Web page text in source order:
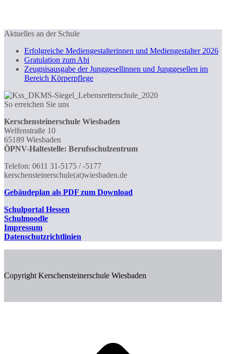
Aktuelles an der Schule
Erfolgreiche Mediengestalterinnen und Mediengestalter 2026
Gratulation zum Abi
Zeugnisausgabe der Junggesellinnen und Junggesellen im
Bereich Körperpflege
So erreichen Sie uns
Kerschensteinerschule Wiesbaden
Welfenstraße 10
65189 Wiesbaden
ÖPNV-Haltestelle: Berufsschulzentrum
Telefon: 0611 31-5175 / -5177
kerschensteinerschule(at)wiesbaden.de
Gebäudeplan als PDF zum Download
Schulportal Hessen
Schulmoodle
Impressum
Datenschutzrichtlinien
Copyright Kerschensteinerschule Wiesbaden